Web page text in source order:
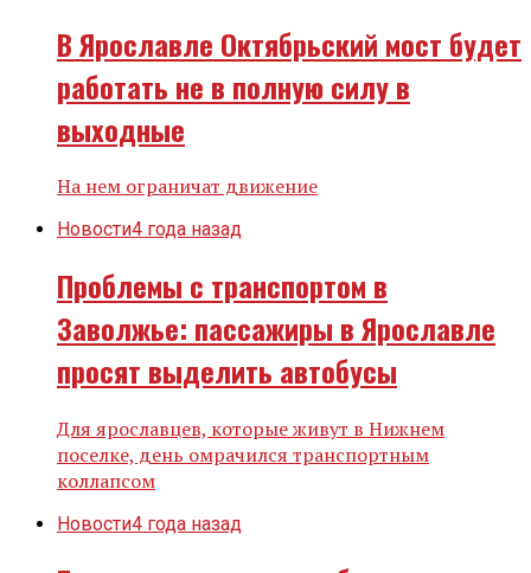
В Ярославле Октябрьский мост будет
работать не в полную силу в
выходные
На нем ограничат движение
Новости4 года назад
Проблемы с транспортом в
Заволжье: пассажиры в Ярославле
просят выделить автобусы
Для ярославцев, которые живут в Нижнем
поселке, день омрачился транспортным
коллапсом
Новости4 года назад